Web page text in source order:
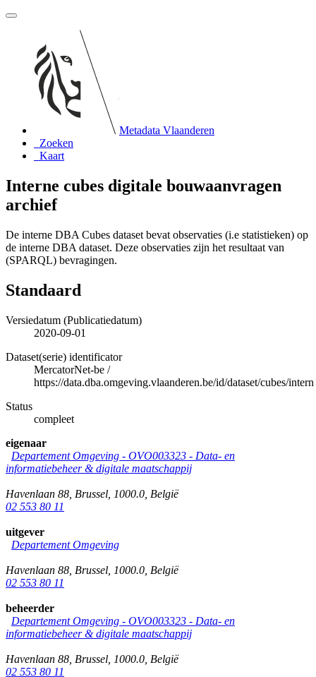
Metadata Vlaanderen
Zoeken
Kaart
Interne cubes digitale bouwaanvragen
archief
De interne DBA Cubes dataset bevat observaties (i.e statistieken) op
de interne DBA dataset. Deze observaties zijn het resultaat van
(SPARQL) bevragingen.
Standaard
Versiedatum (Publicatiedatum)
2020-09-01
Dataset(serie) identificator
MercatorNet-be /
https://data.dba.omgeving.vlaanderen.be/id/dataset/cubes/intern
Status
compleet
eigenaar
Departement Omgeving - OVO003323 - Data- en
informatiebeheer & digitale maatschappij
Havenlaan 88 Brussel 1000.0 België
02 553 80 11
uitgever
Departement Omgeving
Havenlaan 88 Brussel 1000.0 België
02 553 80 11
beheerder
Departement Omgeving - OVO003323 - Data- en
informatiebeheer & digitale maatschappij
Havenlaan 88 Brussel 1000.0 België
02 553 80 11